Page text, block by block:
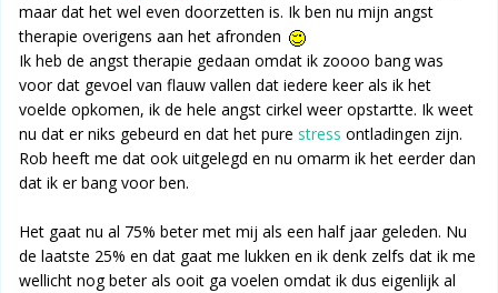
maar dat het wel even doorzetten is. Ik ben nu mijn angst
therapie overigens aan het afronden
Ik heb de angst therapie gedaan omdat ik zoooo bang was
voor dat gevoel van flauw vallen dat iedere keer als ik het
voelde opkomen, ik de hele angst cirkel weer opstartte. Ik weet
nu dat er niks gebeurd en dat het pure stress ontladingen zijn.
Rob heeft me dat ook uitgelegd en nu omarm ik het eerder dan
dat ik er bang voor ben.
Het gaat nu al 75% beter met mij als een half jaar geleden. Nu
de laatste 25% en dat gaat me lukken en ik denk zelfs dat ik me
wellicht nog beter als ooit ga voelen omdat ik dus eigenlijk al